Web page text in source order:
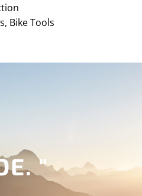
Bike Tools
"